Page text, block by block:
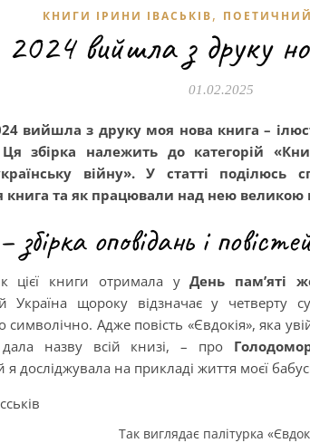
КНИГИ ІРИНИ ІВАСЬКІВ,
2024 вийшла з друку
01.02.2025
вийшла з друку моя нова книга –
Ця збірка належить до категорій
українську війну». У статті
книга та як працювали над нею великою
оповідань і
цієї книги отримала уДень пам’яті
Україна щороку відзначає у четверту
символічно. Адже повість «Євдокія», яка
назву всій книзі, – про
я досліджувала на прикладі життя моєї
Так виглядає палітурка